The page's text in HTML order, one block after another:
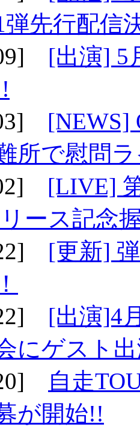
先行配信
[出演] 5
[NEWS]
所で慰問
[LIVE]
ース記念
[更新]
[出演]4
にゲスト
自走
が開始!!